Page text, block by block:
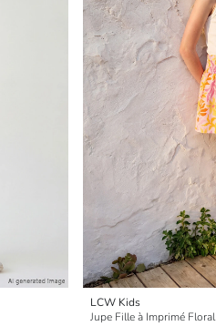
LCW Kids
Jupe Fille à Imprimé Floral